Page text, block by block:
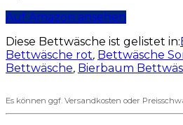
Auf Amazon ansehen
Diese Bettwäsche ist gelistet in:
Bettwäsche rot, Bettwäsche
Bettwäsche, Bierbaum
Es können ggf. Versandkosten oder